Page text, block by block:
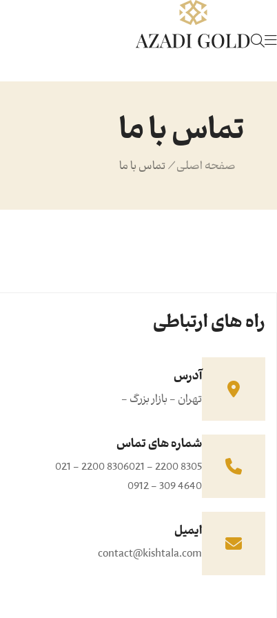
تماس با ما
صفحه اصلی/تماس با ما
راه های ارتباطی
آدرس
تهران - بازار بزرگ -
شماره های تماس
021 - 2200 8305
021 - 2200 8306
0912 - 309 4640
ایمیل
contact@kishtala.com